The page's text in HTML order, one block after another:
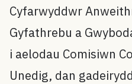
Cyfarwyddwr
Gyfathrebu a
i aelodau Comisiwn
Unedig, dan